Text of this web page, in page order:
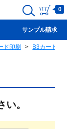
0
サンプル請求
ド印刷 B3カード印
。